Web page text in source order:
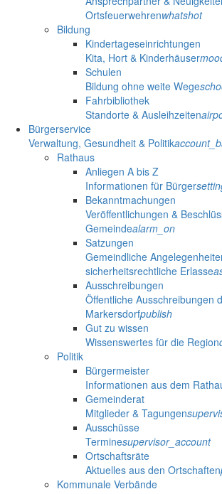
Ortsfeuerwehrenwhatshot
Bildung
Kindertageseinrichtungen
Kita, Hort & Kinderhäuser
Schulen
Bildung ohne weite Wege
Fahrbibliothek
Standorte & Ausleihzeiten
Bürgerservice
Verwaltung, Gesundheit & Politik
Rathaus
Anliegen A bis Z
Informationen für Bürger
Bekanntmachungen
Veröffentlichungen &
Gemeindealarm_on
Satzungen
Gemeindliche
sicherheitsrechtliche Erlasse
Ausschreibungen
Öffentliche Ausschreibungen
Markersdorfpublish
Gut zu wissen
Wissenswertes für die Region
Politik
Bürgermeister
Informationen aus dem
Gemeinderat
Mitglieder & Tagungen
Ausschüsse
Terminesupervisor_account
Ortschaftsräte
Aktuelles aus den Ortschaften
Kommunale Verbände